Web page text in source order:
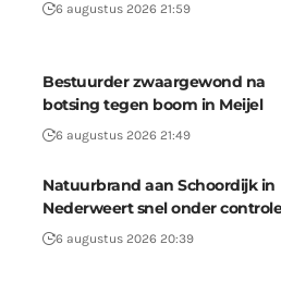
6 augustus 2026 21:59
Bestuurder zwaargewond na
botsing tegen boom in Meijel
6 augustus 2026 21:49
Natuurbrand aan Schoordijk in
Nederweert snel onder controle
6 augustus 2026 20:39